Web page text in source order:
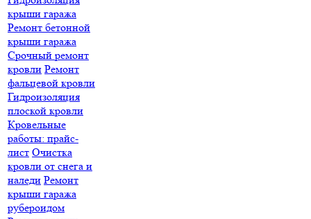
крыши гаража
Ремонт бетонной
крыши гаража
Срочный ремонт
кровли Ремонт
фальцевой кровли
Гидроизоляция
плоской кровли
Кровельные
работы: прайс-
лист Очистка
кровли от снега и
наледи Ремонт
крыши гаража
рубероидом